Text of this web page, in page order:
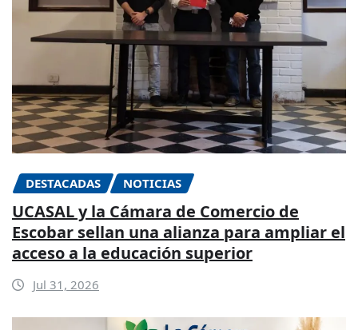
DESTACADAS NOTICIAS
UCASAL y la Cámara de Comercio de
Escobar sellan una alianza para ampliar el
acceso a la educación superior
Jul 31, 2026